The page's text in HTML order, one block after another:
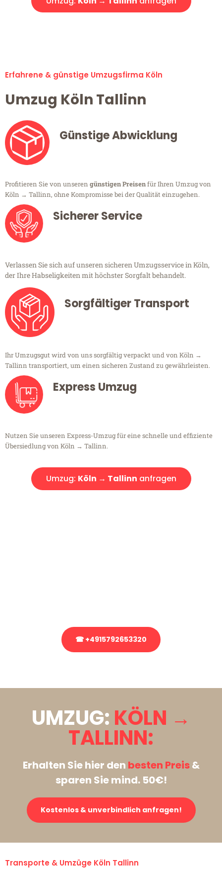
Erfahrene & günstige Umzugsfirma Köln
Umzug Köln Tallinn
Günstige Abwicklung
Profitieren Sie von unseren günstigen Preisenfür Ihren Umzug von
Köln → Tallinn, ohne Kompromisse bei der Qualität einzugehen.
Sicherer Service
Verlassen Sie sich auf unseren sicheren Umzugsservice in Köln,
der Ihre Habseligkeiten mit höchster Sorgfalt behandelt.
Sorgfältiger Transport
Ihr Umzugsgut wird von uns sorgfältig verpackt und von Köln →
Tallinn transportiert, um einen sicheren Zustand zu gewährleisten.
Express Umzug
Nutzen Sie unseren Express-Umzug für eine schnelle und effiziente
Übersiedlung von Köln → Tallinn.
Umzug: Köln → Tallinn anfragen
☎ +4915792653320
UMZUG: KÖLN →
TALLINN:
Erhalten Sie hier den besten Preis&
sparen Sie mind. 50€!
Kostenlos & unverbindlich anfragen!
Transporte & Umzüge Köln Tallinn